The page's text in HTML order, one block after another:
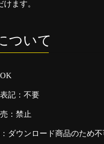
ます。
ついて
記：不要
：禁止
ダウンロード商品のため不